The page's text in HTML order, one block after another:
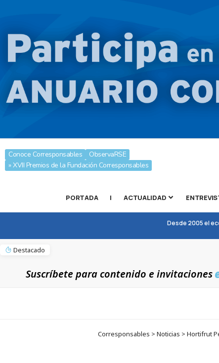
Conoce Corresponsables
ObservaRSE
» XVII Premios de la Fundación Corresponsables
PORTADA | ACTUALIDAD
Desde 2005 el
Destacado
Suscríbete para contenido e invitaciones
Corresponsables > Noticias > Hortifrut